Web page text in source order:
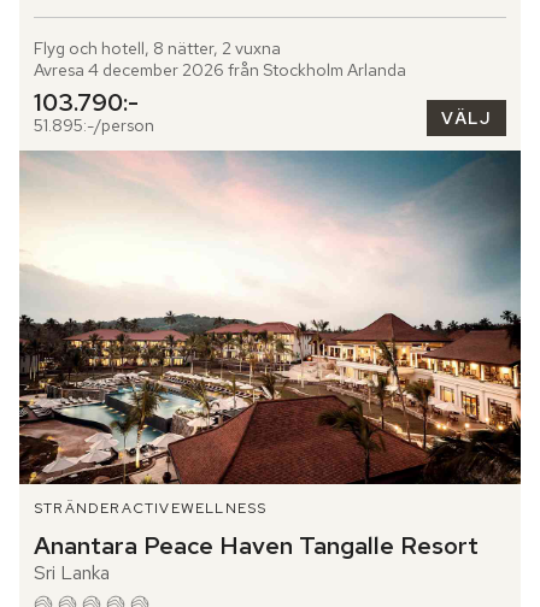
Flyg och hotell, 8 nätter, 2 vuxna
Avresa 4 december 2026 från Stockholm Arlanda
103.790:-
51.895:-/person VÄLJ
STRÄNDERACTIVEWELLNESS
Anantara Peace Haven Tangalle Resort
Sri Lanka